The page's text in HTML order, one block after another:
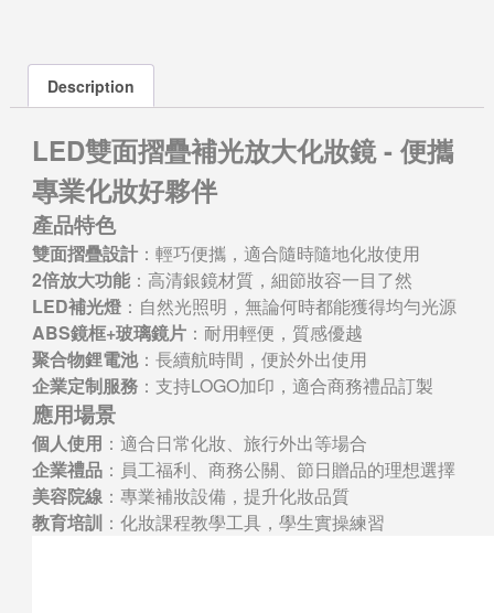
Description
LED雙面摺疊補光放大化妝鏡 - 便攜
專業化妝好夥伴
產品特色
雙面摺疊設計：輕巧便攜，適合隨時隨地化妝使用
2倍放大功能：高清銀鏡材質，細節妝容一目了然
LED補光燈：自然光照明，無論何時都能獲得均勻光源
ABS鏡框+玻璃鏡片：耐用輕便，質感優越
聚合物鋰電池：長續航時間，便於外出使用
企業定制服務：支持LOGO加印，適合商務禮品訂製
應用場景
個人使用 ：適合日常化妝、旅行外出等場合
企業禮品：員工福利、商務公關、節日贈品的理想選擇
美容院線：專業補妝設備，提升化妝品質
教育培訓：化妝課程教學工具，學生實操練習